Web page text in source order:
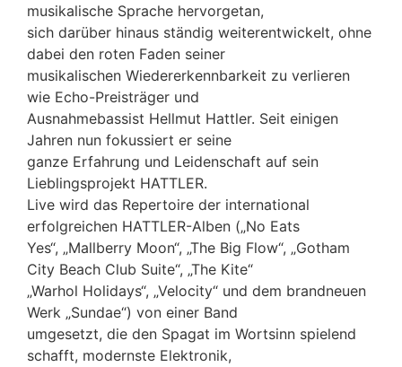
musikalische Sprache hervorgetan,
sich darüber hinaus ständig weiterentwickelt, ohne
dabei den roten Faden seiner
musikalischen Wiedererkennbarkeit zu verlieren
wie Echo-Preisträger und
Ausnahmebassist Hellmut Hattler. Seit einigen
Jahren nun fokussiert er seine
ganze Erfahrung und Leidenschaft auf sein
Lieblingsprojekt HATTLER.
Live wird das Repertoire der international
erfolgreichen HATTLER-Alben („No Eats
Yes“, „Mallberry Moon“, „The Big Flow“, „Gotham
City Beach Club Suite“, „The Kite“
„Warhol Holidays“, „Velocity“ und dem brandneuen
Werk „Sundae“) von einer Band
umgesetzt, die den Spagat im Wortsinn spielend
schafft, modernste Elektronik,